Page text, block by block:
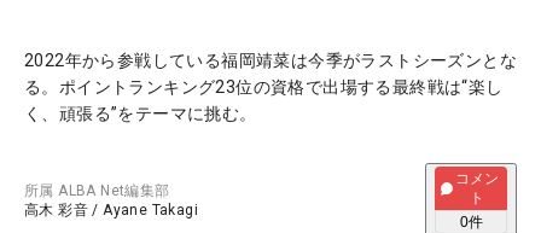
2022年から参戦している福岡靖菜は今季がラストシーズンとな
る。ポイントランキング23位の資格で出場する最終戦は“楽し
く、頑張る”をテーマに挑む。
所属ALBA Net編集部
高木 彩音 /Ayane Takagi
コメン
ト
0件